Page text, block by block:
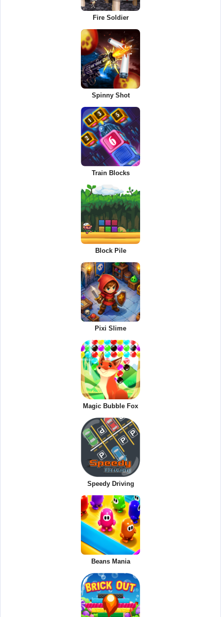
Fire Soldier
Spinny Shot
Train Blocks
Block Pile
Pixi Slime
Magic Bubble Fox
Speedy Driving
Beans Mania